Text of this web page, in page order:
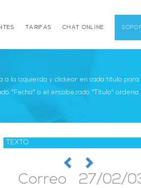
TARIFAS CHAT ONLINE
a la izquierda y clickear en cada titulo para
"Fecha" o el encabezado "Titulo" ordena
Correo 27/02/